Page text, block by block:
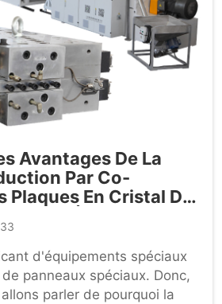
Avantages De La
Par Co-
Plaques En Cristal De
À La Ligne De
Plaques En Mousse
d'équipements spéciaux
panneaux spéciaux. Donc,
parler de pourquoi la